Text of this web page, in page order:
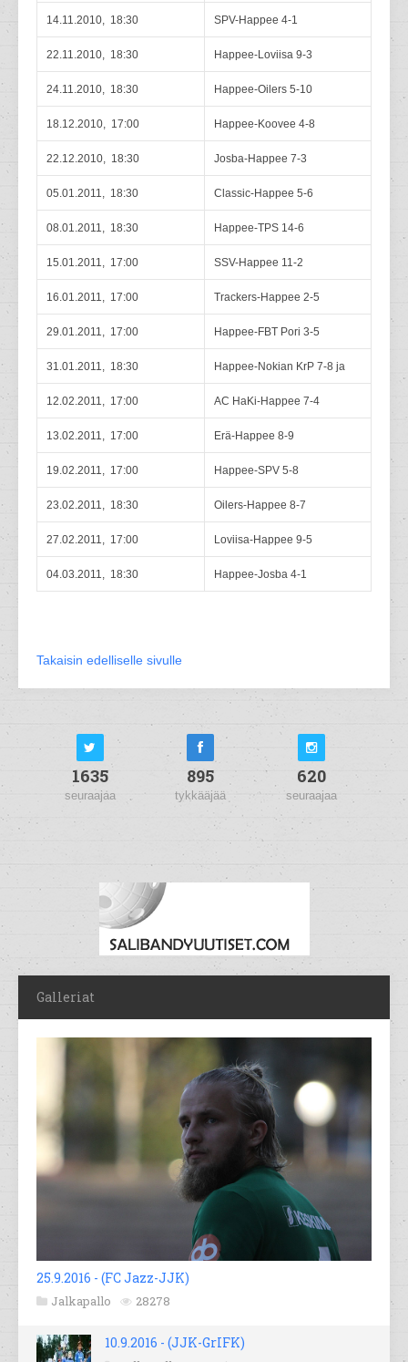
14.11.2010, 18:30 SPV-Happee 4-1
22.11.2010, 18:30 Happee-Loviisa 9-3
24.11.2010, 18:30 Happee-Oilers 5-10
18.12.2010, 17:00 Happee-Koovee 4-8
22.12.2010, 18:30 Josba-Happee 7-3
05.01.2011, 18:30 Classic-Happee 5-6
08.01.2011, 18:30 Happee-TPS 14-6
15.01.2011, 17:00 SSV-Happee 11-2
16.01.2011, 17:00 Trackers-Happee 2-5
29.01.2011, 17:00 Happee-FBT Pori 3-5
31.01.2011, 18:30 Happee-Nokian KrP 7-8 ja
12.02.2011, 17:00 AC HaKi-Happee 7-4
13.02.2011, 17:00 Erä-Happee 8-9
19.02.2011, 17:00 Happee-SPV 5-8
23.02.2011, 18:30 Oilers-Happee 8-7
27.02.2011, 17:00 Loviisa-Happee 9-5
04.03.2011, 18:30 Happee-Josba 4-1
Takaisin edelliselle sivulle
1635
seuraajaa
895
tykkääjää
620
seuraajaa
Galleriat
25.9.2016 - (FC Jazz-JJK)
Jalkapallo 28278
10.9.2016 - (JJK-GrIFK)